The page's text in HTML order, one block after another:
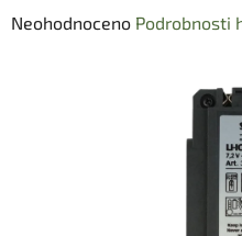
Průměrné
Neohodnoceno Podrobnosti